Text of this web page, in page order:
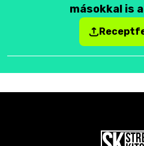
másokkal is